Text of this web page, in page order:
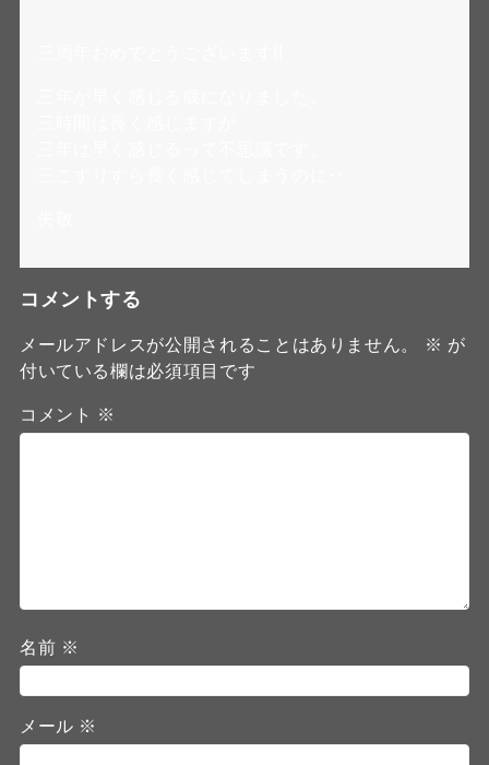
コメントする
メールアドレスが公開されることはありません。 ※ が
付いている欄は必須項目です
コメント ※
名前 ※
メール ※